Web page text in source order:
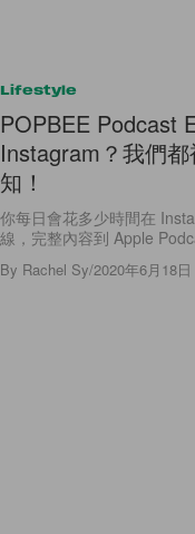
Lifestyle
POPBEE Podcast
Instagram？我們
知！
你每日會花多少時間在
線，完整內容到 Apple
By Rachel Sy/2020年6月18日